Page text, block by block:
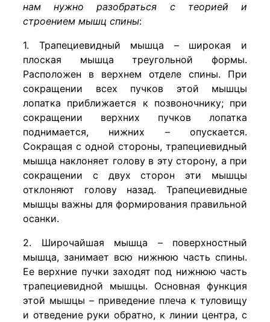
нам нужно разобраться с теорией и
строением мышц спины:
1. Трапециевидный мышца – широкая и
плоская мышца треугольной формы.
Расположен в верхнем отделе спины. При
сокращении всех пучков этой мышцы
лопатка приближается к позвоночнику; при
сокращении верхних пучков лопатка
поднимается, нижних – опускается.
Сокращая с одной стороны, трапециевидный
мышца наклоняет голову в эту сторону, а при
сокращении с двух сторон эти мышцы
отклоняют голову назад. Трапециевидные
мышцы важны для формирования правильной
осанки.
2. Широчайшая мышца – поверхностный
мышца, занимает всю нижнюю часть спины.
Ее верхние пучки заходят под нижнюю часть
трапециевидной мышцы. Основная функция
этой мышцы – приведение плеча к туловищу
и отведение руки обратно, к линии центра, с